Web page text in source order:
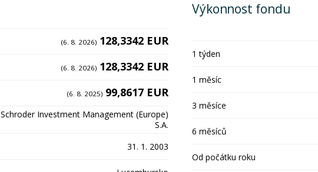
(6. 8. 2026) 128,3342 EUR
(6. 8. 2026) 128,3342 EUR
(6. 8. 2025) 99,8617 EUR
Schroder Investment Management (Europe)
S.A.
31. 1. 2003
Výkonnost fondu
1 týden
1 měsíc
3 měsíce
6 měsíců
Od počátku roku